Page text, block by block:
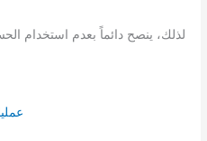
لذلك، ينصح دائماً بعدم استخدام